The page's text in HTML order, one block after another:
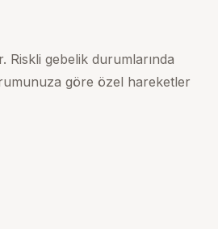
Riskli gebelik durumlarında
göre özel hareketler